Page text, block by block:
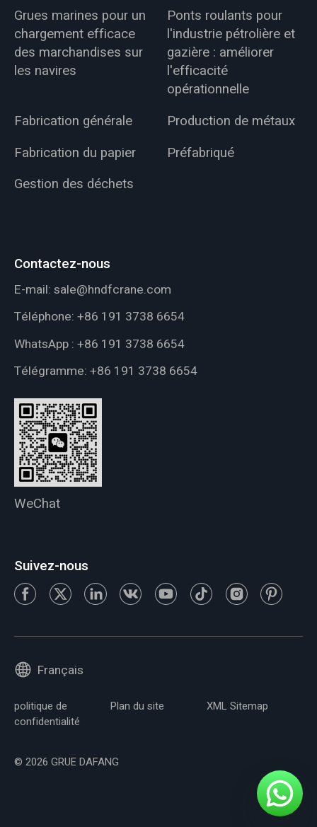
Grues marines pour un
chargement efficace
des marchandises sur
les navires
Ponts roulants pour
l'industrie pétrolière et
gazière : améliorer
l'efficacité
opérationnelle
Fabrication générale
Production de métaux
Fabrication du papier
Préfabriqué
Gestion des déchets
Contactez-nous
E-mail: sale@hndfcrane.com
Téléphone: +86 191 3738 6654
WhatsApp : +86 191 3738 6654
Télégramme: +86 191 3738 6654
WeChat
Suivez-nous
Français
politique de
confidentialité
Plan du site XML Sitemap
© 2026 GRUE DAFANG